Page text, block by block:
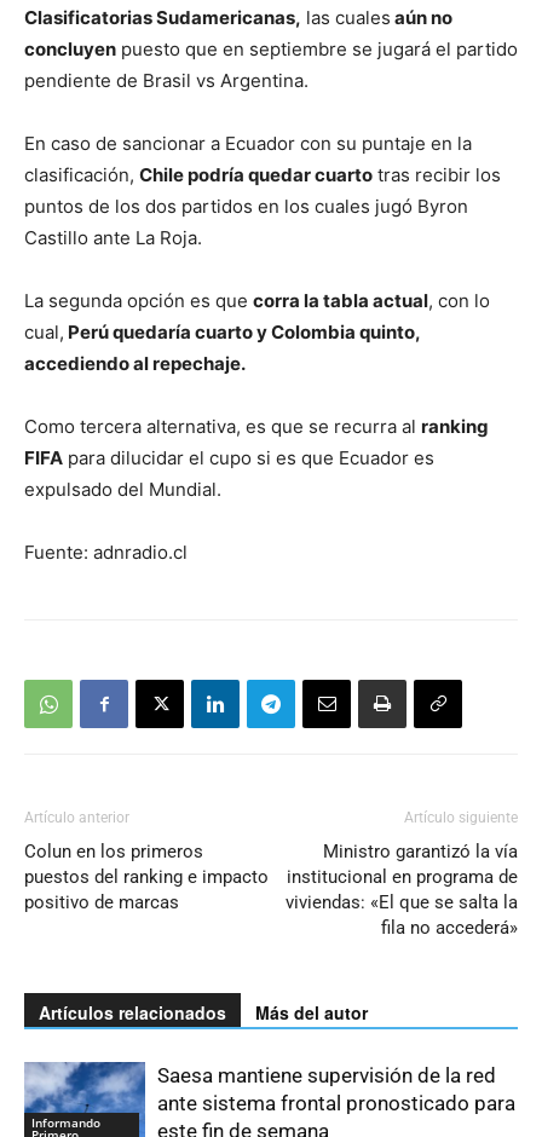
Clasificatorias Sudamericanas, las cuales aún no
concluyen puesto que en septiembre se jugará el partido
pendiente de Brasil vs Argentina.
En caso de sancionar a Ecuador con su puntaje en la
clasificación, Chile podría quedar cuarto tras recibir los
puntos de los dos partidos en los cuales jugó Byron
Castillo ante La Roja.
La segunda opción es que corra la tabla actual, con lo
cual, Perú quedaría cuarto y Colombia quinto,
accediendo al repechaje.
Como tercera alternativa, es que se recurra al ranking
FIFA para dilucidar el cupo si es que Ecuador es
expulsado del Mundial.
Fuente: adnradio.cl
Artículo anterior
Colun en los primeros
puestos del ranking e impacto
positivo de marcas
Artículo siguiente
Ministro garantizó la vía
institucional en programa de
viviendas: «El que se salta la
fila no accederá»
Artículos relacionados Más del autor
Informando
Saesa mantiene supervisión de la red
ante sistema frontal pronosticado para
este fin de semana